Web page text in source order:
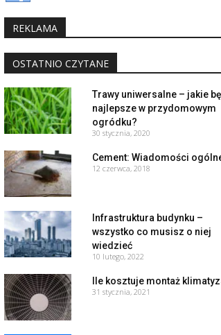
REKLAMA
OSTATNIO CZYTANE
Trawy uniwersalne – jakie
najlepsze w przydomowym
ogródku?
30 stycznia, 2020
Cement: Wiadomości
12 czerwca, 2018
Infrastruktura budynku –
wszystko co musisz o niej
wiedzieć
10 lutego, 2022
Ile kosztuje montaż
31 stycznia, 2021